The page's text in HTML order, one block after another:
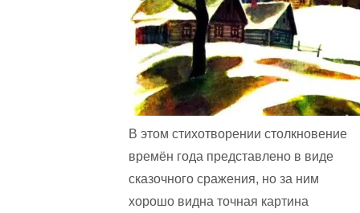
В этом стихотворении столкновение
времён года представ­лено в виде
сказочного сражения, но за ним
хорошо видна точная картина